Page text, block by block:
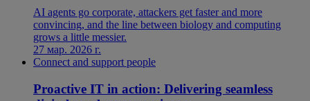
AI agents go corporate, attackers get faster and more
convincing, and the line between biology and computing
grows a little messier.
27 мар. 2026 г.
Connect and support people
Proactive IT in action: Delivering seamless